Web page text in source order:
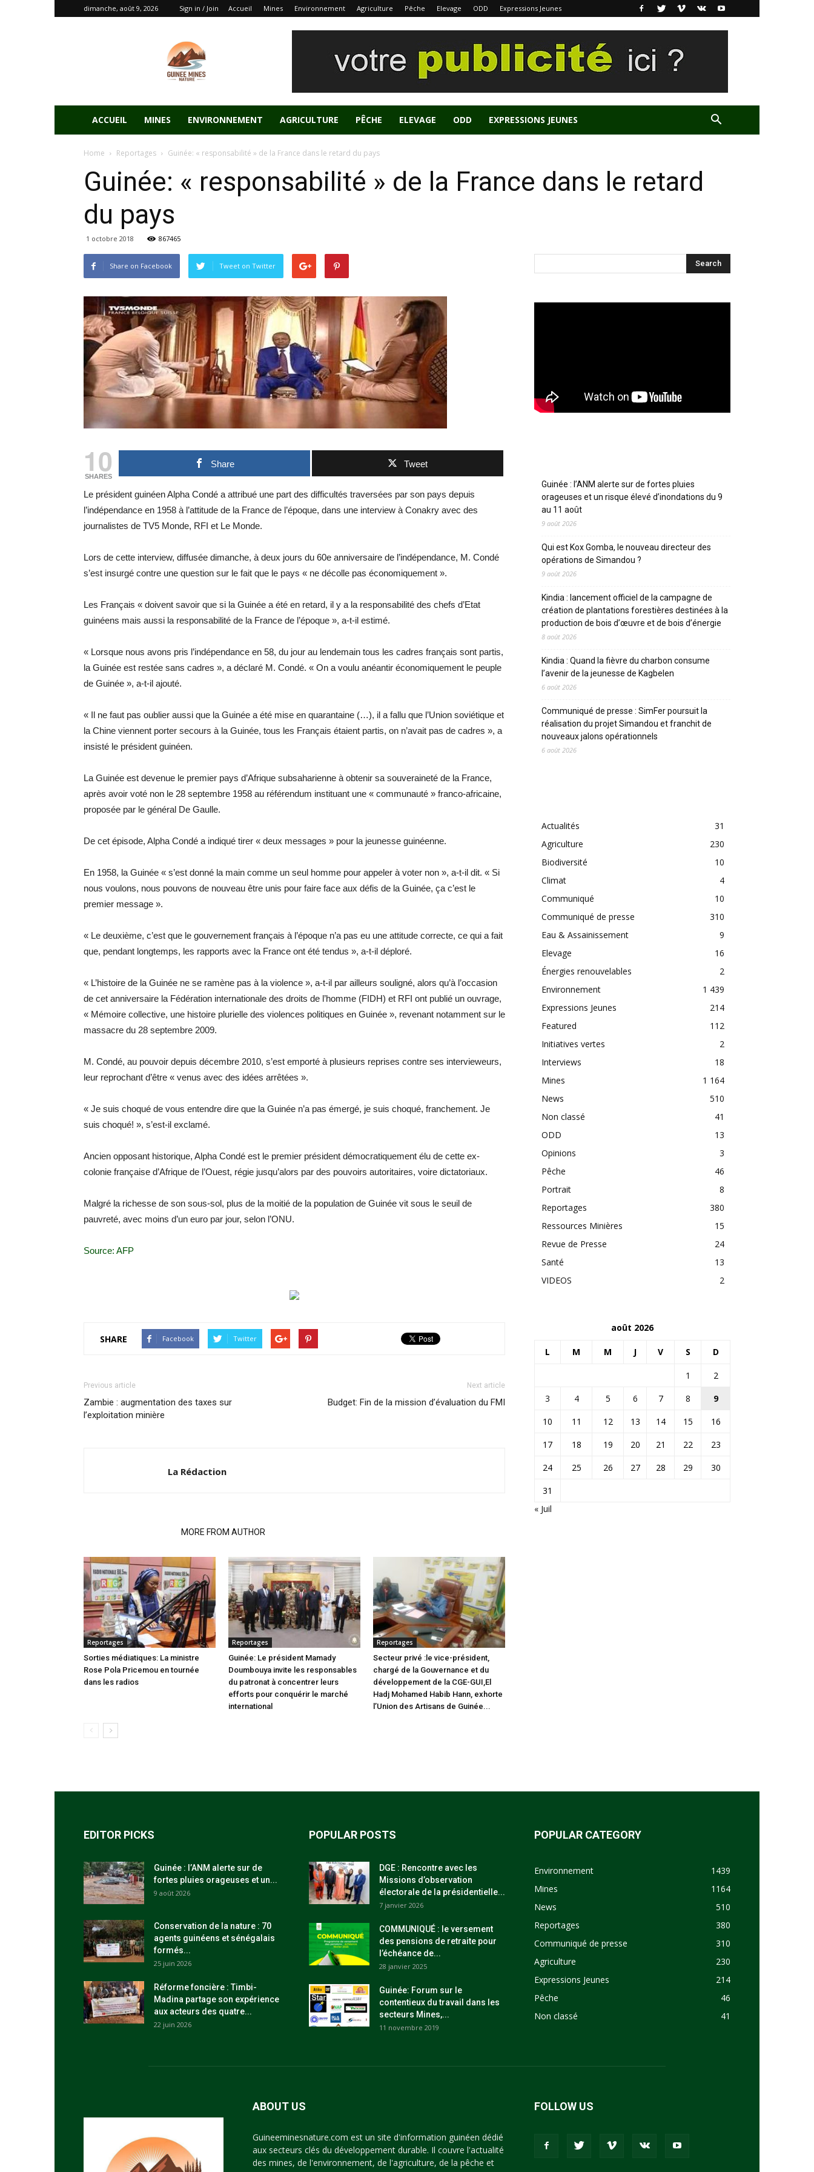
dimanche, août 9, 2026 Sign in / Join Accueil Mines Environnement Agriculture Pêche Elevage ODD Expressions Jeunes
ACCUEIL MINES ENVIRONNEMENT AGRICULTURE PÊCHE ELEVAGE ODD EXPRESSIONS JEUNES
Home Reportages Guinée: « responsabilité » de la France dans le retard du pays
Guinée: « responsabilité » de la France dans le retard
du pays
1 octobre 2018 867465
Share on Facebook Tweet on Twitter
10
SHARES
Share Tweet
Le président guinéen Alpha Condé a attribué une part des difficultés traversées par son pays depuis
l’indépendance en 1958 à l’attitude de la France de l’époque, dans une interview à Conakry avec des
journalistes de TV5 Monde, RFI et Le Monde.
Lors de cette interview, diffusée dimanche, à deux jours du 60e anniversaire de l’indépendance, M. Condé
s’est insurgé contre une question sur le fait que le pays « ne décolle pas économiquement ».
Les Français « doivent savoir que si la Guinée a été en retard, il y a la responsabilité des chefs d’Etat
guinéens mais aussi la responsabilité de la France de l’époque », a-t-il estimé.
« Lorsque nous avons pris l’indépendance en 58, du jour au lendemain tous les cadres français sont partis,
la Guinée est restée sans cadres », a déclaré M. Condé. « On a voulu anéantir économiquement le peuple
de Guinée », a-t-il ajouté.
« Il ne faut pas oublier aussi que la Guinée a été mise en quarantaine (…), il a fallu que l’Union soviétique et
la Chine viennent porter secours à la Guinée, tous les Français étaient partis, on n’avait pas de cadres », a
insisté le président guinéen.
La Guinée est devenue le premier pays d’Afrique subsaharienne à obtenir sa souveraineté de la France,
après avoir voté non le 28 septembre 1958 au référendum instituant une « communauté » franco-africaine,
proposée par le général De Gaulle.
De cet épisode, Alpha Condé a indiqué tirer « deux messages » pour la jeunesse guinéenne.
En 1958, la Guinée « s’est donné la main comme un seul homme pour appeler à voter non », a-t-il dit. « Si
nous voulons, nous pouvons de nouveau être unis pour faire face aux défis de la Guinée, ça c’est le
premier message ».
« Le deuxième, c’est que le gouvernement français à l’époque n’a pas eu une attitude correcte, ce qui a fait
que, pendant longtemps, les rapports avec la France ont été tendus », a-t-il déploré.
« L’histoire de la Guinée ne se ramène pas à la violence », a-t-il par ailleurs souligné, alors qu’à l’occasion
de cet anniversaire la Fédération internationale des droits de l’homme (FIDH) et RFI ont publié un ouvrage,
« Mémoire collective, une histoire plurielle des violences politiques en Guinée », revenant notamment sur le
massacre du 28 septembre 2009.
M. Condé, au pouvoir depuis décembre 2010, s’est emporté à plusieurs reprises contre ses intervieweurs,
leur reprochant d’être « venus avec des idées arrêtées ».
« Je suis choqué de vous entendre dire que la Guinée n’a pas émergé, je suis choqué, franchement. Je
suis choqué! », s’est-il exclamé.
Ancien opposant historique, Alpha Condé est le premier président démocratiquement élu de cette ex-
colonie française d’Afrique de l’Ouest, régie jusqu’alors par des pouvoirs autoritaires, voire dictatoriaux.
Malgré la richesse de son sous-sol, plus de la moitié de la population de Guinée vit sous le seuil de
pauvreté, avec moins d’un euro par jour, selon l’ONU.
Source: AFP
SHARE Facebook Twitter
Previous article
Zambie : augmentation des taxes sur
l’exploitation minière
Next article
Budget: Fin de la mission d’évaluation du FMI
La Rédaction
MORE FROM AUTHOR
Reportages
Sorties médiatiques: La ministre
Rose Pola Pricemou en tournée
dans les radios
Reportages
Guinée: Le président Mamady
Doumbouya invite les responsables
du patronat à concentrer leurs
efforts pour conquérir le marché
international
Reportages
Secteur privé :le vice-président,
chargé de la Gouvernance et du
développement de la CGE-GUI,El
Hadj Mohamed Habib Hann, exhorte
l’Union des Artisans de Guinée...
Guinée : l’ANM alerte sur de fortes pluies
orageuses et un risque élevé d’inondations du 9
au 11 août
9 août 2026
Qui est Kox Gomba, le nouveau directeur des
opérations de Simandou ?
9 août 2026
Kindia : lancement officiel de la campagne de
création de plantations forestières destinées à la
production de bois d’œuvre et de bois d’énergie
8 août 2026
Kindia : Quand la fièvre du charbon consume
l’avenir de la jeunesse de Kagbelen
6 août 2026
Communiqué de presse : SimFer poursuit la
réalisation du projet Simandou et franchit de
nouveaux jalons opérationnels
6 août 2026
Actualités
31
Agriculture
230
Biodiversité
10
Climat
4
Communiqué
10
Communiqué de presse
310
Eau & Assainissement
9
Elevage
16
Énergies renouvelables
2
Environnement
1 439
Expressions Jeunes
214
Featured
112
Initiatives vertes
2
Interviews
18
Mines
1 164
News
510
Non classé
41
ODD
13
Opinions
3
Pêche
46
Portrait
8
Reportages
380
Ressources Minières
15
Revue de Presse
24
Santé
13
VIDEOS
2
août 2026
L M M J V S D
1
2
3
4 5 6 7 8
9
10
11 12 13 14 15
16
17
18 19 20 21 22
23
24
25 26 27 28 29
30
31
« Juil
EDITOR PICKS
Guinée : l’ANM alerte sur de
fortes pluies orageuses et un...
9 août 2026
Conservation de la nature : 70
agents guinéens et sénégalais
formés...
25 juin 2026
Réforme foncière : Timbi-
Madina partage son expérience
aux acteurs des quatre...
22 juin 2026
POPULAR POSTS
DGE : Rencontre avec les
Missions d’observation
électorale de la présidentielle...
7 janvier 2026
COMMUNIQUÉ : le versement
des pensions de retraite pour
l’échéance de...
28 janvier 2025
Guinée: Forum sur le
contentieux du travail dans les
secteurs Mines,...
11 novembre 2019
POPULAR CATEGORY
Environnement
1439
Mines
1164
News
510
Reportages
380
Communiqué de presse
310
Agriculture
230
Expressions Jeunes
214
Pêche
46
Non classé
41
ABOUT US
Guineeminesnature.com est un site d'information guinéen dédié
aux secteurs clés du développement durable. Il couvre l'actualité
des mines, de l'environnement, de l'agriculture, de la pêche et
FOLLOW US